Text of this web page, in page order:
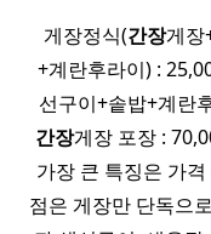
게장정식(간장게장
+계란후라이) :
선구이+솥밥+계란
간장게장 포장 :
가장 큰 특징은 가
점은 게장만 단독으